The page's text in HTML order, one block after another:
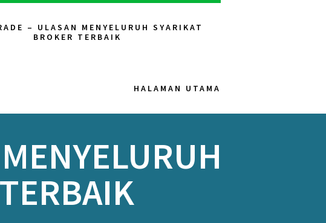
– ULASAN MENYELURUH SYARIKAT
BROKER TERBAIK
HALAMAN UTAMA